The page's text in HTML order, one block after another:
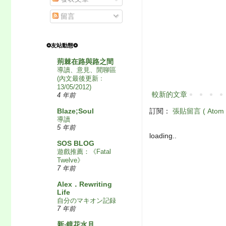
較新的文章
訂閱： 張貼留言 ( Atom
loading..
留言
❂友站動態❂
荊棘在路與路之間
導讀、意見、閒聊區
(內文最後更新﹕
13/05/2012)
4 年前
Blaze;Soul
導讀
5 年前
SOS BLOG
遊戲推薦：《Fatal
Twelve》
7 年前
Alex．Rewriting
Life
自分のマキオン記録
7 年前